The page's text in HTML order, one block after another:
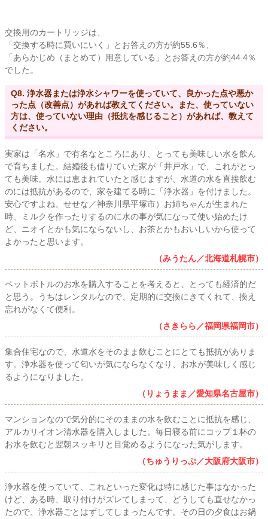
交換用のカートリッジは、
「交換する時に買いにいく」とお答えの方が約55.6％、
「あらかじめ（まとめて）用意している」とお答えの方が約44.4％
でした。
Q8. 浄水器または浄水シャワーを使っていて、良かった点や悪か
った点（改善点）があれば教えてください。また、使っていない
方は、使っていない理由（抵抗を感じること）があれば、教えて
ください。
実家は「名水」で有名なところにあり、とっても美味しい水を飲ん
で育ちました。結婚後も借りていた家が「井戸水」で、これがとっ
ても美味。水には恵まれていたと感じますが、水道の水を直接飲む
のには抵抗があるので、家を建てる時に「浄水器」を付けました。
安心ですよね。せせな／神奈川県平塚市）お姉ちゃんが生まれた
時、ミルクを作ったりするのに水の事が気になって使い始めたけ
ど、ニオイとかも気にならないし、お茶とかもおいしいから使って
よかったと思います。
（みうたん／北海道札幌市）
ペットボトルのお水を購入することを考えると、とっても経済的だ
と思う。うちはレンタルなので、定期的に交換にきてくれて、換え
忘れがなくて便利。
（さきらら／福岡県福岡市）
集合住宅なので、水道水をそのまま飲むことにとても抵抗がありま
す。浄水器を使って匂いが気にならなくなり、お水が美味しく感じ
るようになりました。
（りょうまま／愛知県名古屋市）
マンションなので気分的にそのままの水を飲むことに抵抗を感じ、
アルカリイオン清水器を購入しました。毎日寝る前にコップ１杯の
お水を飲むと翌朝スッキリと目覚めるようになった気がします。
（ちゅうりっぷ／大阪府大阪市）
浄水器を使っていて、これといった変化は特に感じた事はなかった
けど、ある時、取り付けがズレてしまって、どうしても直せなかっ
たので、浄水器ごとはずしてしまったんです。その日の夕食はお鍋